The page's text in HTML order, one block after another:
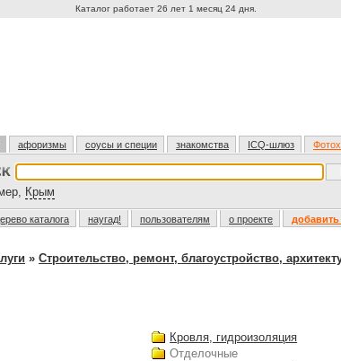
Каталог работает 26 лет 1 месяц 24 дня.
афоризмы соусы и специи знакомства ICQ-шлюз
Крым
каталога наугад! пользователям о проекте добавить
» Строительство, ремонт, благоустройство,
Кровля, гидроизоляция
Отделочные